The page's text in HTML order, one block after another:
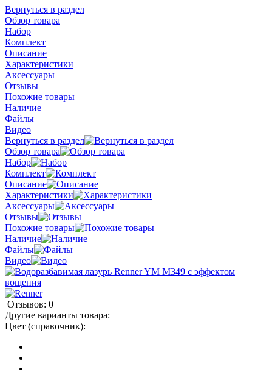
Вернуться в раздел
Обзор товара
Набор
Комплект
Описание
Характеристики
Аксессуары
Отзывы
Похожие товары
Наличие
Файлы
Видео
Вернуться в раздел
Обзор товара
Набор
Комплект
Описание
Характеристики
Аксессуары
Отзывы
Похожие товары
Наличие
Файлы
Видео
Отзывов: 0
Другие варианты товара:
Цвет (справочник):